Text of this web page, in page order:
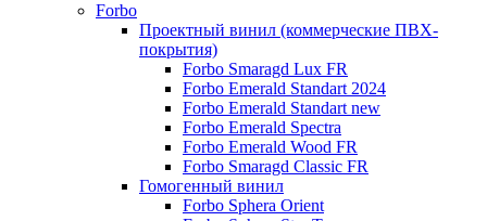
Forbo
Проектный винил (коммерческие ПВХ-
покрытия)
Forbo Smaragd Lux FR
Forbo Emerald Standart 2024
Forbo Emerald Standart new
Forbo Emerald Spectra
Forbo Emerald Wood FR
Forbo Smaragd Classic FR
Гомогенный винил
Forbo Sphera Orient